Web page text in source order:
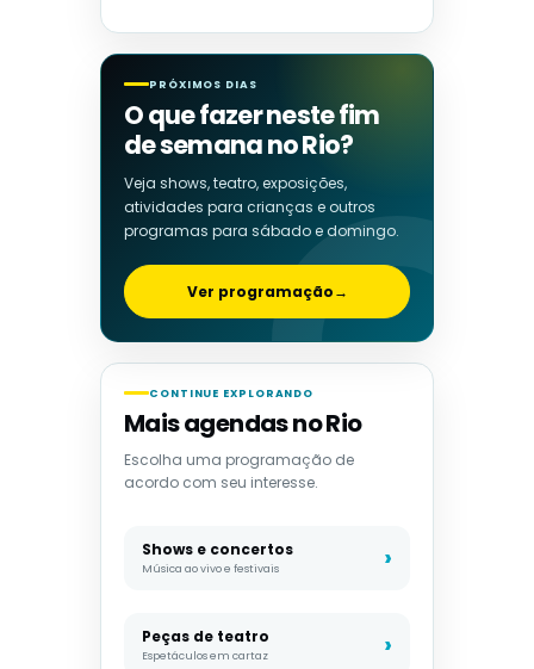
PRÓXIMOS DIAS
O que fazer neste fim
de semana no Rio?
Veja shows, teatro, exposições,
atividades para crianças e outros
programas para sábado e domingo.
Ver programação→
CONTINUE EXPLORANDO
Mais agendas no Rio
Escolha uma programação de
acordo com seu interesse.
Shows e concertos
Música ao vivo e festivais
Peças de teatro
Espetáculos em cartaz